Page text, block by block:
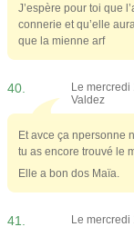
J’espère pour toi que
connerie et qu’elle
que la mienne arf
40. Le
Valdez
Et avce ça npersonne
tu as encore trouvé le
Elle a bon dos Maïa.
41. Le